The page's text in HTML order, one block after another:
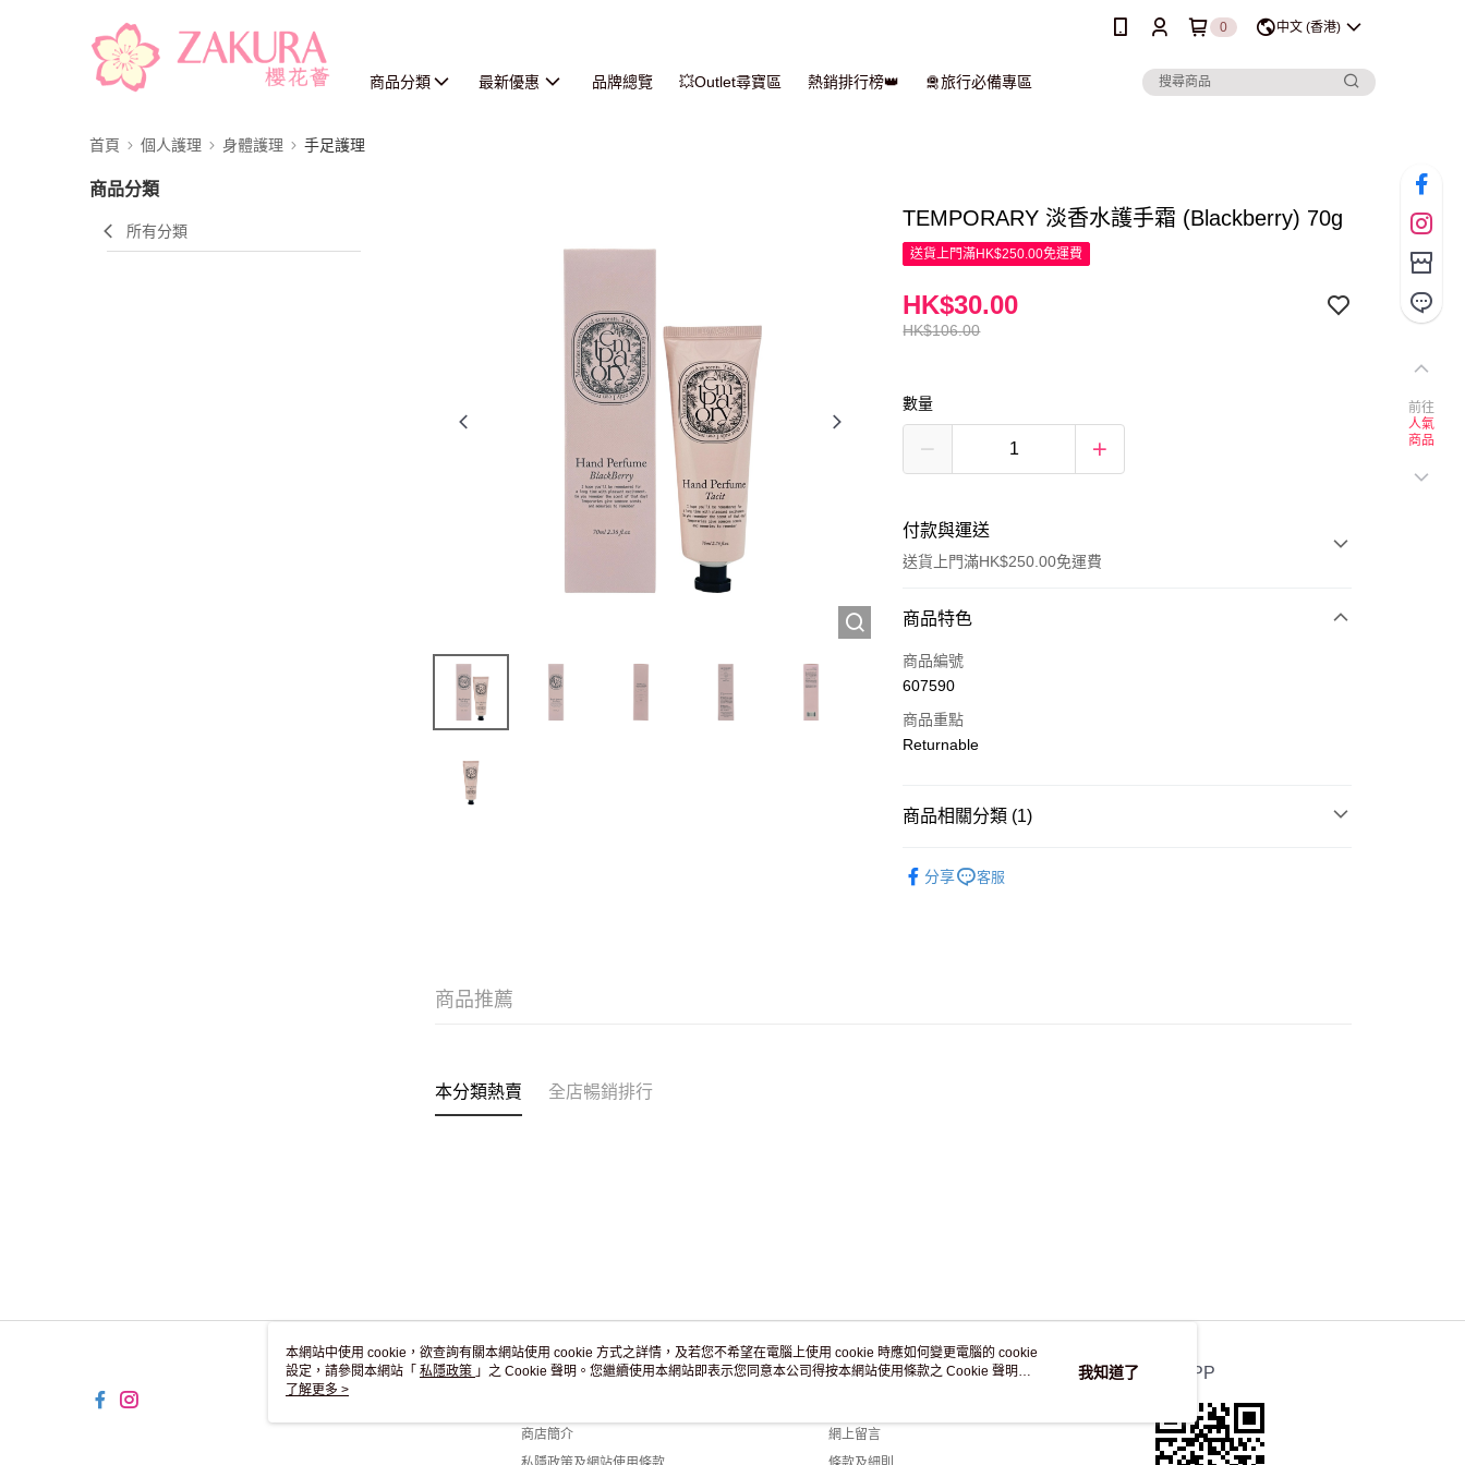
0 中文 (香港)
商品分類 最新優惠 品牌總覽 💥Outlet尋寶區 熱銷排行榜👑 🛅旅行必備專區
首頁 個人護理 身體護理 手足護理
商品分類
所有分類
TEMPORARY 淡香水護手霜 (Blackberry) 70g
送貨上門滿HK$250.00免運費
HK$106.00
HK$30.00
數量
付款與運送
送貨上門滿HK$250.00免運費
付款方式
信用卡
AlipayHK
JD京東物流，訂單確認發貨後2-4個工作天送達
商品特色
商品編號
607590
商品重點
Returnable
商品相關分類 (1)
分享
客服
商品推薦
本分類熱賣 全店暢銷排行
關於我們
商店簡介
客戶服務
網上留言
官方APP
前往
人氣
商品
本網站中使用 cookie，欲查詢有關本網站使用 cookie 方式之詳情，及若您不希望在電腦上使用 cookie 時應如何變更電腦的 cookie
設定，請參閱本網站「 私隱政策 」之 Cookie 聲明。您繼續使用本網站即表示您同意本公司得按本網站使用條款之 Cookie 聲明使
用 cookie。
了解更多 >
我知道了